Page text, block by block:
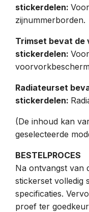
stickerdelen:
zijnummerborden.
Trimset bevat de
stickerdelen:
Radiateurset
stickerdelen:
(De inhoud kan
geselecteerde
BESTELPROCES
Na ontvangst van
stickerset volledig
specificaties.
proef ter